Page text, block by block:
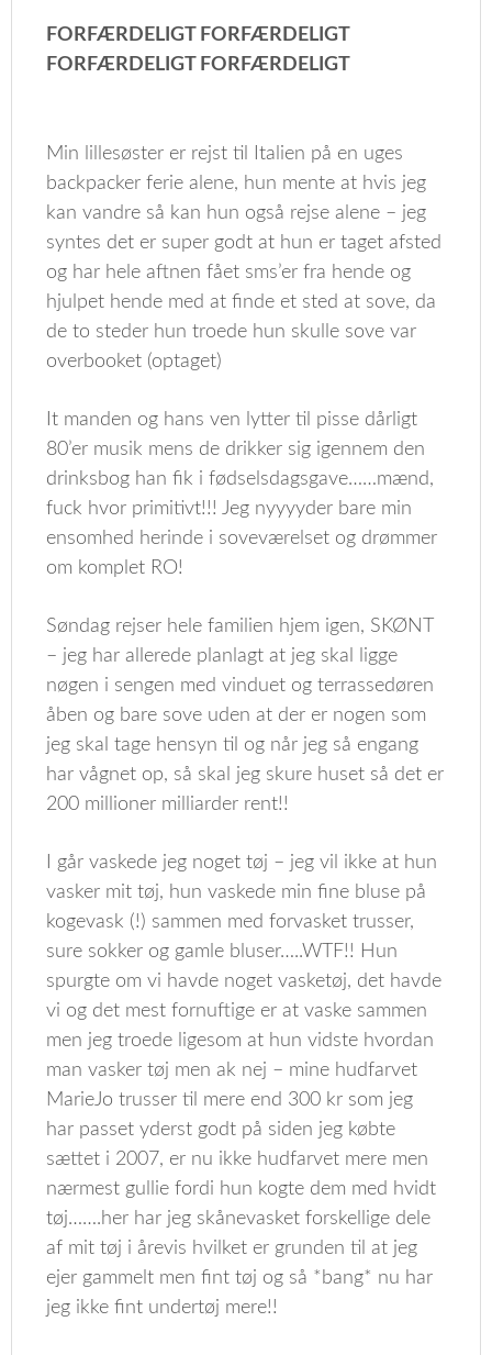
FORFÆRDELIGT FORFÆRDELIGT
FORFÆRDELIGT FORFÆRDELIGT
Min lillesøster er rejst til Italien på en uges
backpacker ferie alene, hun mente at hvis jeg
kan vandre så kan hun også rejse alene – jeg
syntes det er super godt at hun er taget afsted
og har hele aftnen fået sms’er fra hende og
hjulpet hende med at finde et sted at sove, da
de to steder hun troede hun skulle sove var
overbooket (optaget)
It manden og hans ven lytter til pisse dårligt
80’er musik mens de drikker sig igennem den
drinksbog han fik i fødselsdagsgave……mænd,
fuck hvor primitivt!!! Jeg nyyyyder bare min
ensomhed herinde i soveværelset og drømmer
om komplet RO!
Søndag rejser hele familien hjem igen, SKØNT
– jeg har allerede planlagt at jeg skal ligge
nøgen i sengen med vinduet og terrassedøren
åben og bare sove uden at der er nogen som
jeg skal tage hensyn til og når jeg så engang
har vågnet op, så skal jeg skure huset så det er
200 millioner milliarder rent!!
I går vaskede jeg noget tøj – jeg vil ikke at hun
vasker mit tøj, hun vaskede min fine bluse på
kogevask (!) sammen med forvasket trusser,
sure sokker og gamle bluser…..WTF!! Hun
spurgte om vi havde noget vasketøj, det havde
vi og det mest fornuftige er at vaske sammen
men jeg troede ligesom at hun vidste hvordan
man vasker tøj men ak nej – mine hudfarvet
MarieJo trusser til mere end 300 kr som jeg
har passet yderst godt på siden jeg købte
sættet i 2007, er nu ikke hudfarvet mere men
nærmest gullie fordi hun kogte dem med hvidt
tøj…….her har jeg skånevasket forskellige dele
af mit tøj i årevis hvilket er grunden til at jeg
ejer gammelt men fint tøj og så *bang* nu har
jeg ikke fint undertøj mere!!